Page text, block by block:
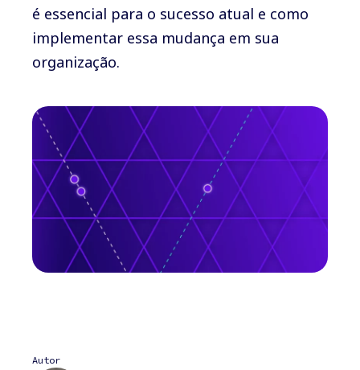
é essencial para o sucesso atual e como
implementar essa mudança em sua
organização.
Autor